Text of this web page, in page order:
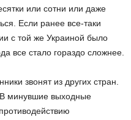
или сотни или даже
Если ранее все-таки
с той же Украиной было
все стало гораздо сложнее.
звонят из других стран.
В минувшие выходные